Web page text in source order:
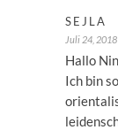
SEJLA
Juli 24,
Hallo
Ich bin